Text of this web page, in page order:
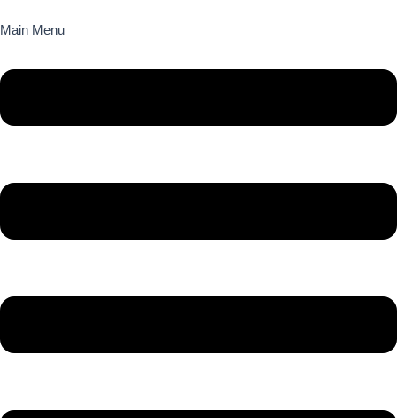
Main Menu